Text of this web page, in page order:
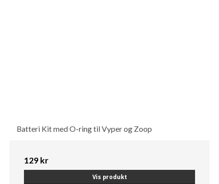
Batteri Kit med O-ring til Vyper og Zoop
129 kr
Vis produkt